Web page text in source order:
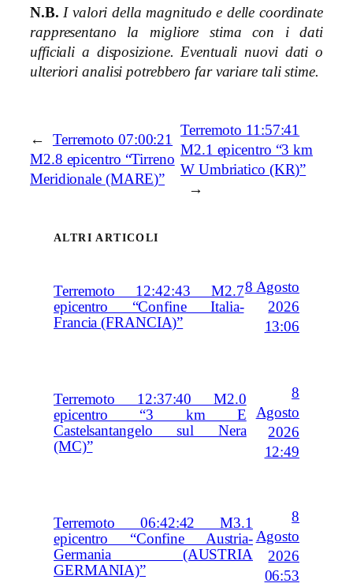
N.B. I valori della magnitudo e delle coordinate
rappresentano la migliore stima con i dati
ufficiali a disposizione. Eventuali nuovi dati o
ulteriori analisi potrebbero far variare tali stime.
←
Terremoto 07:00:21
M2.8 epicentro “Tirreno
Meridionale (MARE)”
Terremoto 11:57:41
M2.1 epicentro “3 km
W Umbriatico (KR)”
→
ALTRI ARTICOLI
Terremoto 12:42:43 M2.7
epicentro “Confine Italia-
Francia (FRANCIA)”
8 Agosto
2026
13:06
Terremoto 12:37:40 M2.0
epicentro “3 km E
Castelsantangelo sul Nera
(MC)”
8
Agosto
2026
12:49
Terremoto 06:42:42 M3.1
epicentro “Confine Austria-
Germania (AUSTRIA
GERMANIA)”
8
Agosto
2026
06:53